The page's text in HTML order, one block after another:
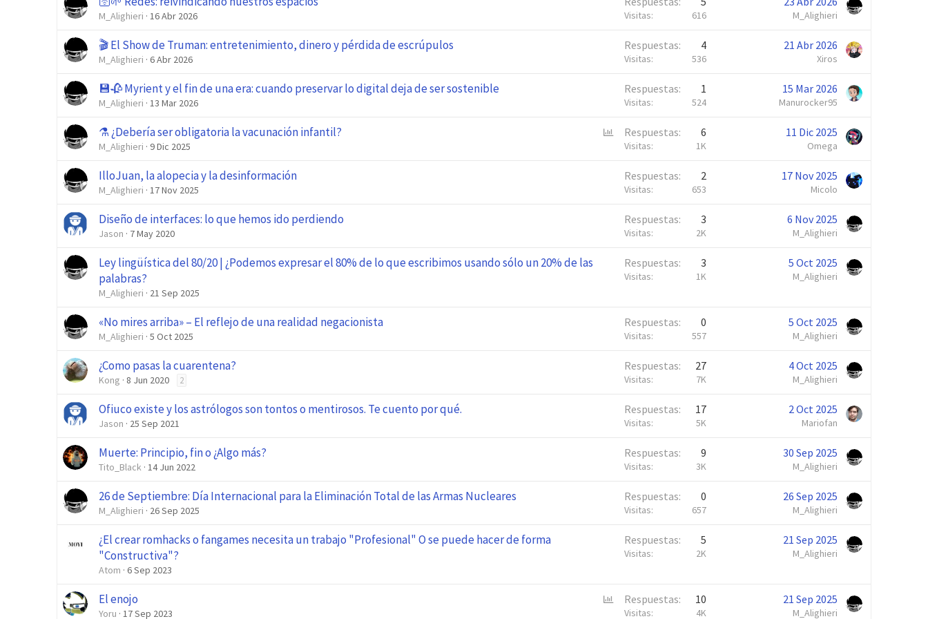
M_Alighieri 16 Abr 2026 Visitas 616 M_Alighieri
🎬 El Show de Truman: entretenimiento, dinero y pérdida de escrúpulos
M_Alighieri 6 Abr 2026
Respuestas 4
Visitas 536
21 Abr 2026
Xiros
💾🥀 Myrient y el fin de una era: cuando preservar lo digital deja de ser sostenible
M_Alighieri 13 Mar 2026
Respuestas 1
Visitas 524
15 Mar 2026
Manurocker95
E
⚗️ ¿Debería ser obligatoria la vacunación infantil?
M_Alighieri 9 Dic 2025
Respuestas 6
Visitas 1K
11 Dic 2025
Omega
IlloJuan, la alopecia y la desinformación
M_Alighieri 17 Nov 2025
Respuestas 2
Visitas 653
17 Nov 2025
Micolo
Diseño de interfaces: lo que hemos ido perdiendo
Jason 7 May 2020
Respuestas 3
Visitas 2K
6 Nov 2025
M_Alighieri
Ley lingüística del 80/20 | ¿Podemos expresar el 80% de lo que escribimos usando sólo un 20% de las
palabras?
M_Alighieri 21 Sep 2025
Respuestas 3
Visitas 1K
5 Oct 2025
M_Alighieri
«No mires arriba» – El reflejo de una realidad negacionista
M_Alighieri 5 Oct 2025
Respuestas 0
Visitas 557
5 Oct 2025
M_Alighieri
¿Como pasas la cuarentena?
Kong 8 Jun 2020 2
Respuestas 27
Visitas 7K
4 Oct 2025
M_Alighieri
Ofiuco existe y los astrólogos son tontos o mentirosos. Te cuento por qué.
Jason 25 Sep 2021
Respuestas 17
Visitas 5K
2 Oct 2025
Mariofan
Muerte: Principio, fin o ¿Algo más?
Tito_Black 14 Jun 2022
Respuestas 9
Visitas 3K
30 Sep 2025
M_Alighieri
26 de Septiembre: Día Internacional para la Eliminación Total de las Armas Nucleares
M_Alighieri 26 Sep 2025
Respuestas 0
Visitas 657
26 Sep 2025
M_Alighieri
¿El crear romhacks o fangames necesita un trabajo "Profesional" O se puede hacer de forma
"Constructiva"?
Atom 6 Sep 2023
Respuestas 5
Visitas 2K
21 Sep 2025
M_Alighieri
E
El enojo
Yoru 17 Sep 2023
Respuestas 10
Visitas 4K
21 Sep 2025
M_Alighieri